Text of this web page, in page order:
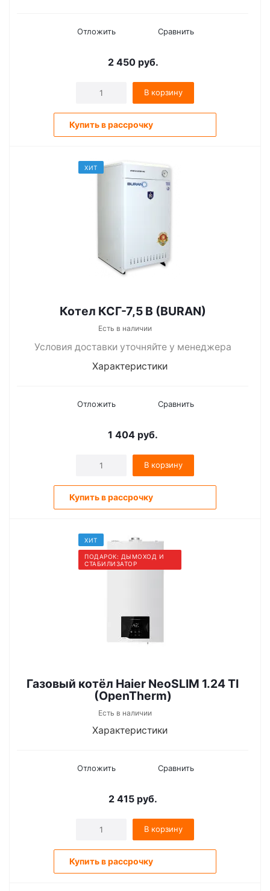
Отложить Сравнить
2 450руб.
В корзину
Купить в рассрочку
ХИТ
Котел КСГ-7,5 В (BURAN)
Есть в наличии
Условия доставки уточняйте у менеджера
Характеристики
Отложить Сравнить
1 404 руб.
В корзину
Купить в рассрочку
ХИТ
ПОДАРОК: ДЫМОХОД И
СТАБИЛИЗАТОР
Газовый котёл Haier NeoSLIM 1.24 TI
(OpenTherm)
Есть в наличии
Характеристики
Отложить Сравнить
2 415 руб.
В корзину
Купить в рассрочку